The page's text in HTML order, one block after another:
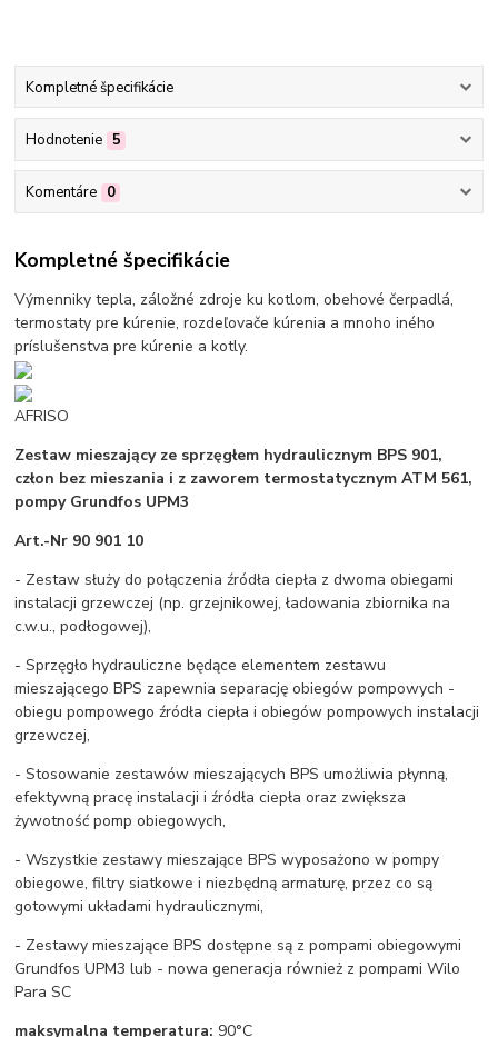
Kompletné špecifikácie
Hodnotenie 5
Komentáre 0
Kompletné špecifikácie
Výmenniky tepla, záložné zdroje ku kotlom, obehové čerpadlá,
termostaty pre kúrenie, rozdeľovače kúrenia a mnoho iného
príslušenstva pre kúrenie a kotly.
AFRISO
Zestaw mieszający ze sprzęgłem hydraulicznym BPS 901,
człon bez mieszania i z zaworem termostatycznym ATM 561,
pompy Grundfos UPM3
Art.-Nr 90 901 10
- Zestaw służy do połączenia źródła ciepła z dwoma obiegami
instalacji grzewczej (np. grzejnikowej, ładowania zbiornika na
c.w.u., podłogowej),
- Sprzęgło hydrauliczne będące elementem zestawu
mieszającego BPS zapewnia separację obiegów pompowych -
obiegu pompowego źródła ciepła i obiegów pompowych instalacji
grzewczej,
- Stosowanie zestawów mieszających BPS umożliwia płynną,
efektywną pracę instalacji i źródła ciepła oraz zwiększa
żywotność pomp obiegowych,
- Wszystkie zestawy mieszające BPS wyposażono w pompy
obiegowe, filtry siatkowe i niezbędną armaturę, przez co są
gotowymi układami hydraulicznymi,
- Zestawy mieszające BPS dostępne są z pompami obiegowymi
Grundfos UPM3 lub - nowa generacja również z pompami Wilo
Para SC
maksymalna temperatura: 90°C